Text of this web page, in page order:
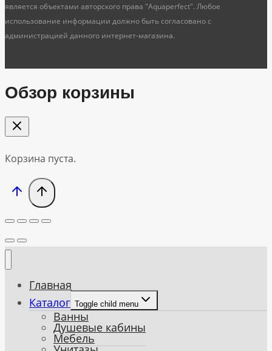
является объектами авторского права "Aquaperfect". Любое
использование информации должно быть согласовано с
администрацией данного интернет-магазина.
Обзор корзины
Корзина пуста.
Главная
Каталог Toggle child menu
Ванны
Душевые кабины
Мебель